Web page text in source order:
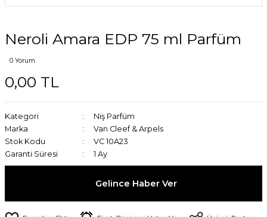
Neroli Amara EDP 75 ml Parfüm
0 Yorum
0,00 TL
Kategori
Niş Parfüm
Marka
Van Cleef & Arpels
Stok Kodu
VC 10A23
Garanti Süresi
1 Ay
Gelince Haber Ver